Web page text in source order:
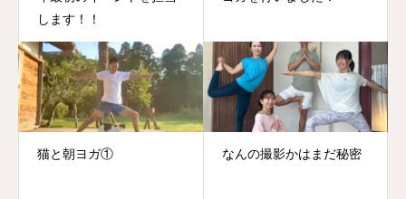
します！！
猫と朝ヨガ① なんの撮影かはまだ秘密